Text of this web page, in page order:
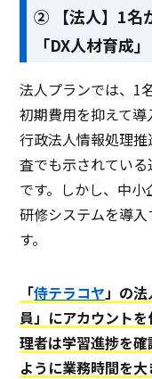
② 【法人】1名
「DX人材育成」
法人プランでは、1
初期費用を抑えて
行政法人情報処理
査でも示されてい
です。しかし、中
研修システムを導
す。
「侍テラコヤ 」の
員」にアカウント
理者は学習進捗を
ように業務時間を